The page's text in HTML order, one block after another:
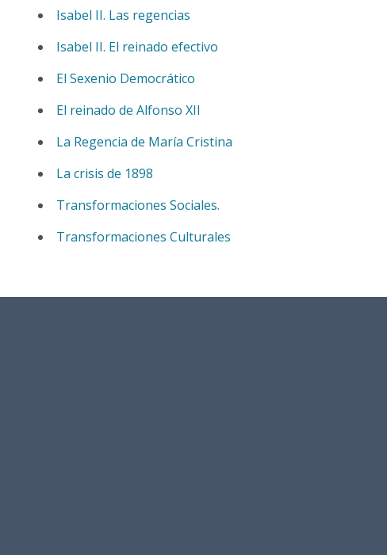
Isabel II. Las regencias
Isabel II. El reinado efectivo
El Sexenio Democrático
El reinado de Alfonso XII
La Regencia de María Cristina
La crisis de 1898
Transformaciones Sociales.
Transformaciones Culturales